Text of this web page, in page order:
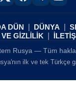
DÜN DÜNYA
GİZLİLİK
Rusya — Tüm
ilk ve tek